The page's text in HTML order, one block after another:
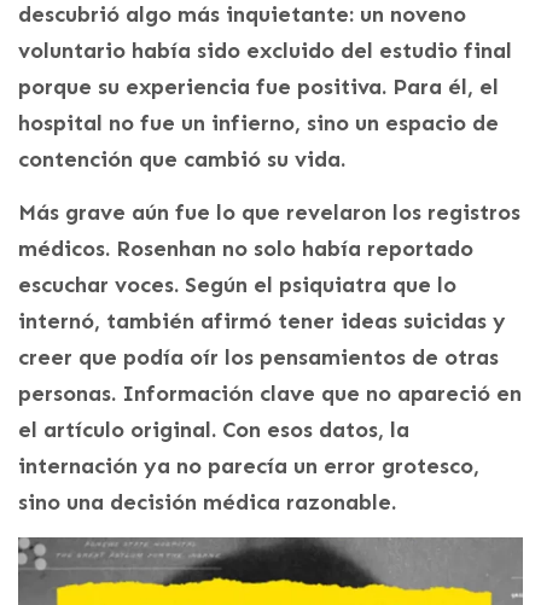
descubrió algo más inquietante: un noveno
voluntario había sido excluido del estudio final
porque su experiencia fue positiva. Para él, el
hospital no fue un infierno, sino un espacio de
contención que cambió su vida.
Más grave aún fue lo que revelaron los registros
médicos. Rosenhan no solo había reportado
escuchar voces. Según el psiquiatra que lo
internó, también afirmó tener ideas suicidas y
creer que podía oír los pensamientos de otras
personas. Información clave que no apareció en
el artículo original. Con esos datos, la
internación ya no parecía un error grotesco,
sino una decisión médica razonable.